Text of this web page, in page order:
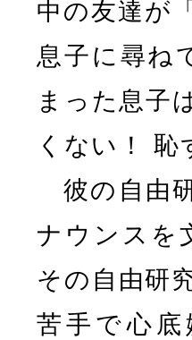
中の友達が
息子に尋ね
まった息子
くない！
彼の自由
ナウンスを
その自由研
苦手で心